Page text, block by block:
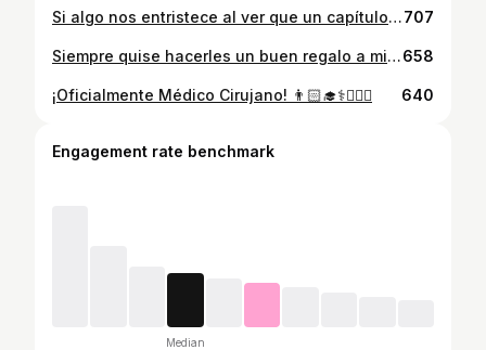
Si algo nos entristece al ver que un capítulo llega a su fin, debe haber sido maravilloso cuando estaba sucediendo y es eso mismo lo que lo hace trascendente. Mejor egresado de la especialidad de Pediatría Clínica - Hospital General Pediátrico “Niños de Acosta Ñu”. 🙌🏻❤️🧑‍🎓 Muchas gracias a todos los que acompañaron en esta aventura.707
Siempre quise hacerles un buen regalo a mis padres una vez que empiece a trabajar. Porque hoy soy lo que soy gracias a ellos, se merecen esto y mucho más. ❤️🙌🏻658
¡Oficialmente Médico Cirujano! 👨🏻‍🎓⚕️👨🏻‍⚕️ 640
Engagement rate benchmark
Median